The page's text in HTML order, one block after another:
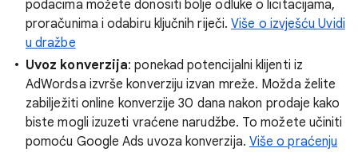
podacima možete donositi bolje odluke o licitacijama,
proračunima i odabiru ključnih riječi.Više o izvješću Uvidi
u dražbe
Uvoz konverzija: ponekad potencijalni klijenti iz
AdWordsa izvrše konverziju izvan mreže. Možda želite
zabilježiti online konverzije 30 dana nakon prodaje kako
biste mogli izuzeti vraćene narudžbe. To možete učiniti
pomoću Google Ads uvoza konverzija. Više o praćenju